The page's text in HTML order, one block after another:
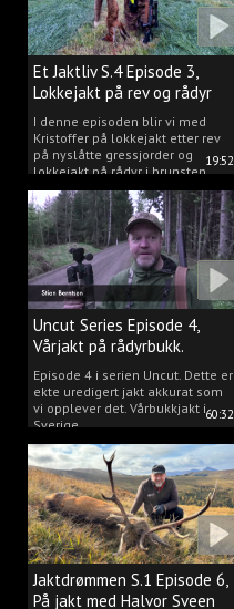
19:52
Et Jaktliv S.4 Episode 3,
Lokkejakt på rev og rådyr
2025.
I denne episoden blir vi med
Kristoffer på lokkejakt etter rev
på nyslåtte gressjorder og
lokkejakt på rådyr i brunsten.
60:32
Uncut Series Episode 4,
Vårjakt på rådyrbukk.
Episode 4 i serien Uncut. Dette er
ekte uredigert jakt akkurat som
vi opplever det. Vårbukkjakt i
Sverige.
Jaktdrømmen S.1 Episode 6,
På jakt med Halvor Sveen